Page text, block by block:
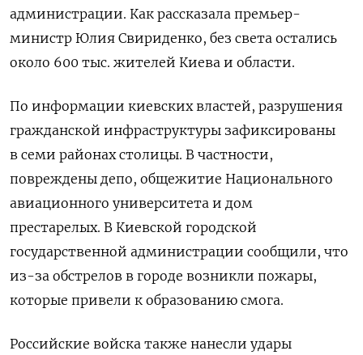
администрации. Как рассказала премьер-
министр Юлия Свириденко, без света остались
около 600 тыс. жителей Киева и области.
По информации киевских властей, разрушения
гражданской инфраструктуры зафиксированы
в семи районах столицы. В частности,
повреждены депо, общежитие Национального
авиационного университета и дом
престарелых. В Киевской городской
государственной администрации сообщили, что
из-за обстрелов в городе возникли пожары,
которые привели к образованию смога.
Российские войска также нанесли удары